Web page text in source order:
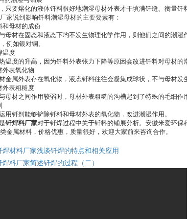
要熔化的液体钎料很好地潮湿母材外表才干填满钎缝。衡量钎
家说到影响钎料潮湿母材的主要要素有：
母材的成份
材在固态和液态下均不发生物理化学作用，则他们之间的潮湿
例如银对铜。
度
度的升高，因为钎料外表张力下降等原因会改进钎料对母材的
表氧化物
属外表存在氧化物，液态钎料往往会凝集成球状，不与母材发
表粗糙度
材之间作用较弱时，母材外表粗糙的沟槽起到了特殊的毛细作
钎剂能够铲除钎料和母材外表的氧化物，改进潮湿作用。
钎焊料厂家对于钎焊过程中关于钎料的铺展分析。安徽米爱环
金属材料，价格优惠，质量很好，欢迎大家前来咨询合作。
焊材料厂家浅谈钎焊的特点和相关应用
焊料厂家简述钎焊的过程（二）